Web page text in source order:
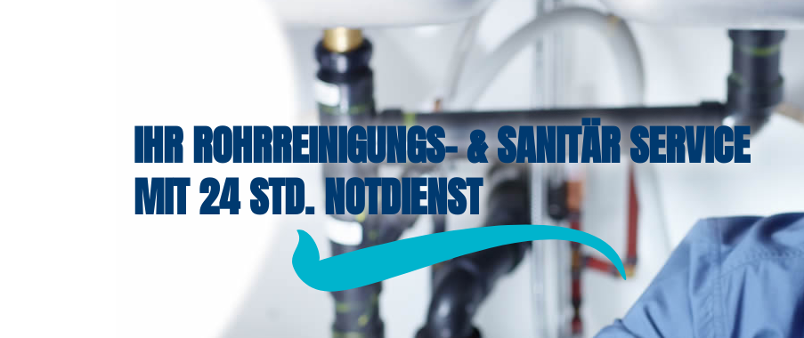
IHR ROHRREINIGUNGS- & SANITÄR SERVICE
MIT 24 STD. NOTDIENST